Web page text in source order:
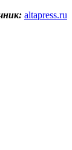
altapress.ru